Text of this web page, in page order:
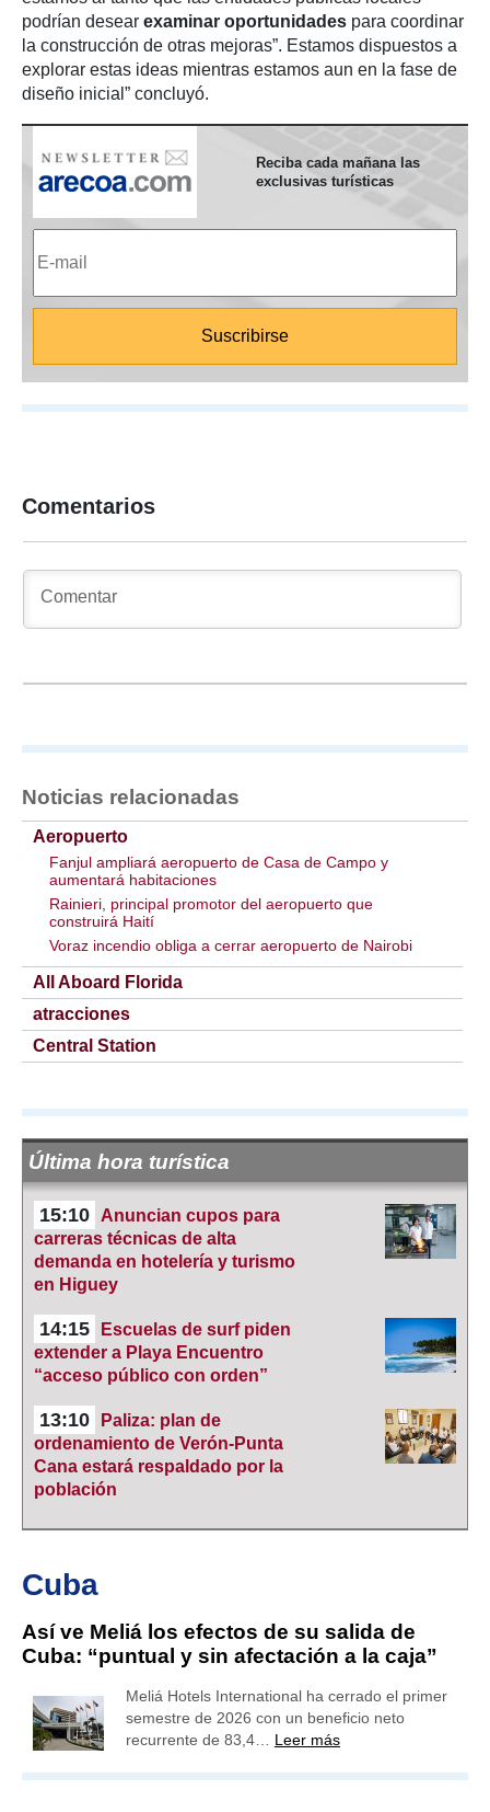
podrían desear examinar oportunidades para coordinar
la construcción de otras mejoras”. Estamos dispuestos a
explorar estas ideas mientras estamos aun en la fase de
diseño inicial” concluyó.
Reciba cada mañana las
exclusivas turísticas
Comentarios
Noticias relacionadas
Aeropuerto
Fanjul ampliará aeropuerto de Casa de Campo y
aumentará habitaciones
Rainieri, principal promotor del aeropuerto que
construirá Haití
Voraz incendio obliga a cerrar aeropuerto de Nairobi
All Aboard Florida
atracciones
Central Station
Última hora turística
15:10
Anuncian cupos para
carreras técnicas de alta
demanda en hotelería y turismo
en Higuey
14:15
Escuelas de surf piden
extender a Playa Encuentro
“acceso público con orden”
13:10
Paliza: plan de
ordenamiento de Verón-Punta
Cana estará respaldado por la
población
Cuba
Así ve Meliá los efectos de su salida de
Cuba: “puntual y sin afectación a la caja”
Meliá Hotels International ha cerrado el primer
semestre de 2026 con un beneficio neto
recurrente de 83,4… Leer más